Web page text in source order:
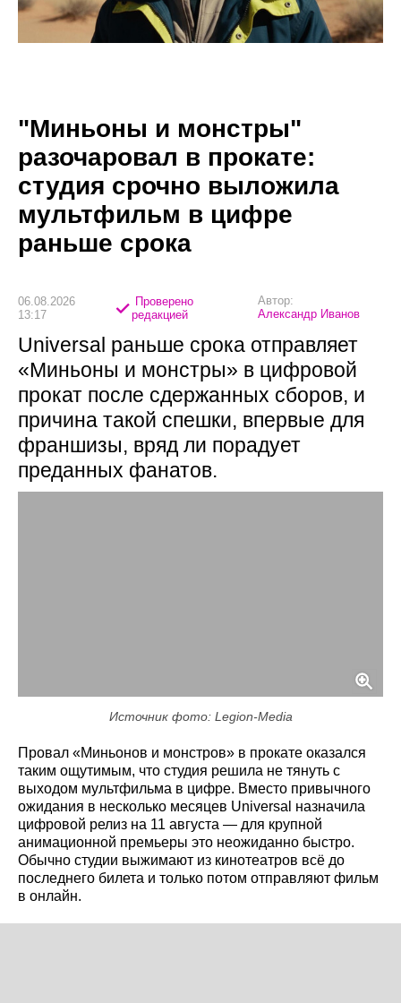
"Миньоны и монстры"
разочаровал в прокате:
студия срочно выложила
мультфильм в цифре
раньше срока
06.08.2026
13:17
Проверено
редакцией
Автор:
Александр Иванов
Universal раньше срока отправляет
«Миньоны и монстры» в цифровой
прокат после сдержанных сборов, и
причина такой спешки, впервые для
франшизы, вряд ли порадует
преданных фанатов.
Источник фото: Legion-Media
Провал «Миньонов и монстров» в прокате оказался
таким ощутимым, что студия решила не тянуть с
выходом мультфильма в цифре. Вместо привычного
ожидания в несколько месяцев Universal назначила
цифровой релиз на 11 августа — для крупной
анимационной премьеры это неожиданно быстро.
Обычно студии выжимают из кинотеатров всё до
последнего билета и только потом отправляют фильм
в онлайн.